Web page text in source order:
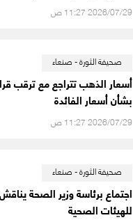
2026/07/29 11:27 ص
صحيفة الثورة - صنعاء
أسعار الذهب تتراجع مع ترقب
بشأن أسعار الفائدة
2026/07/29 11:27 ص
صحيفة الثورة - صنعاء
اجتماع برئاسة وزير الصحة
للهيئات الصحية